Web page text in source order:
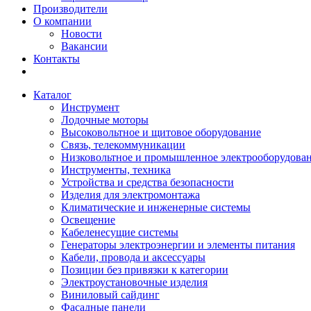
Производители
О компании
Новости
Вакансии
Контакты
Каталог
Инструмент
Лодочные моторы
Высоковольтное и щитовое оборудование
Связь, телекоммуникации
Низковольтное и промышленное
Инструменты, техника
Устройства и средства безопасности
Изделия для электромонтажа
Климатические и инженерные системы
Освещение
Кабеленесущие системы
Генераторы электроэнергии и элементы питания
Кабели, провода и аксессуары
Позиции без привязки к категории
Электроустановочные изделия
Виниловый сайдинг
Фасадные панели